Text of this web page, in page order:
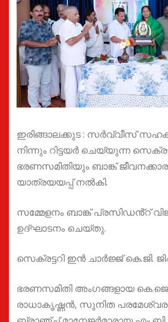
ഇരിങ്ങാലക്കുട : സർവ്വീസ്
നിന്നും റിട്ടയർ ചെയ്യുന്ന
ഭരണസമിതിയും ബാങ്ക്
യാത്രയയപ്പ് നൽകി.
സമ്മേളനം ബാങ്ക് പ്രസിഡൻ്റ്
ഉദ്ഘാടനം ചെയ്തു.
സെക്രട്ടറി ഇൻ ചാർജ്ജ് കെ.ജി.
ഭരണസമിതി അംഗങ്ങളായ കെ.ജെ.
രാധാകൃഷ്ണൻ, സുനിത